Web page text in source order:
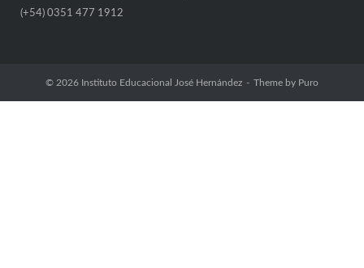
(+54) 0351 477 1912
© 2026 Instituto Educacional José Hernández Theme by Puro